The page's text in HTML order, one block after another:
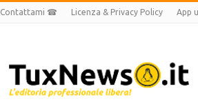
Contattami ☎ Licenza & Privacy Policy App